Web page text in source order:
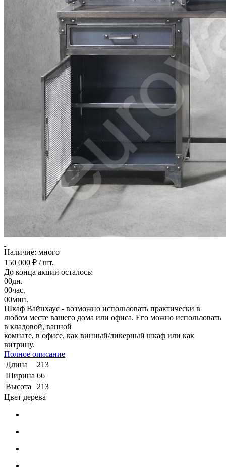
Наличие: много
150 000 ₽ / шт.
До конца акции осталось:
00дн.
00час.
00мин.
Шкаф Вайнхаус - возможно использовать практически в
любом месте вашего дома или офиса. Его можно использовать
в кладовой, ванной
комнате, в офисе, как винный/ликерный шкаф или как
витрину.
Полное описание
Длина
213
Ширина 66
Высота
213
Цвет дерева